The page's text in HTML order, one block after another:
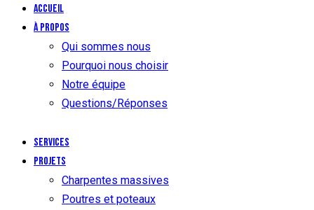
Accueil
À propos
Qui sommes nous
Pourquoi nous choisir
Notre équipe
Questions/Réponses
Services
Projets
Charpentes massives
Poutres et poteaux